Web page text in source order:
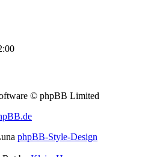
© phpBB Limited
phpBB-Style-Design